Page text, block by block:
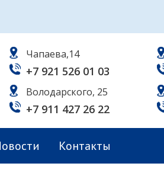
Чапаева,14
+7 921 526 01 03
Володарского, 25
+7 911 427 26 22
Контакты